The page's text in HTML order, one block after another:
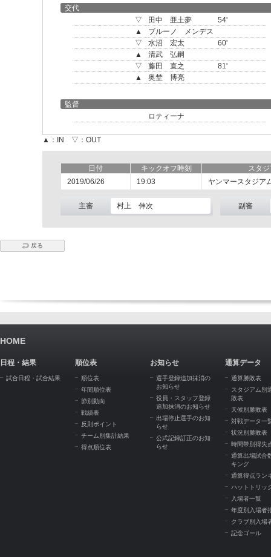
交代
▽
田中 亜土夢
54'
▲
ブルーノ メンデス
▽
水沼 宏太
60'
▲
清武 弘嗣
▽
藤田 直之
81'
▲
奥埜 博亮
監督
ロティーナ
▲：IN ▽：OUT
日付 キックオフ時刻
スタ
2019/06/26
19:03 ヤンマースタジア
主審 村上 伸次 副審
戻る
HOME
日程・結果
試合日程・試合結果
順位表
順位表
年間順位表
節別動向
戦績表
反則ポイント
チーム別集計結果
得点順位表
お知らせ
選手登録追加抹消の
お知らせ
役員・スタッフ登録
追加抹消のお知らせ
出場停止選手のお知
らせ
公式記録訂正のお知
らせ
通算データ
通算勝敗表
スタジアム別
敗表
天候別勝敗表
対戦データ一
状況別勝敗表
時間帯別得失
通算出場試合
キング
通算得点ラン
ハットトリッ
入場者一覧
年度別入場者
クラブ別入場
記念ゴール